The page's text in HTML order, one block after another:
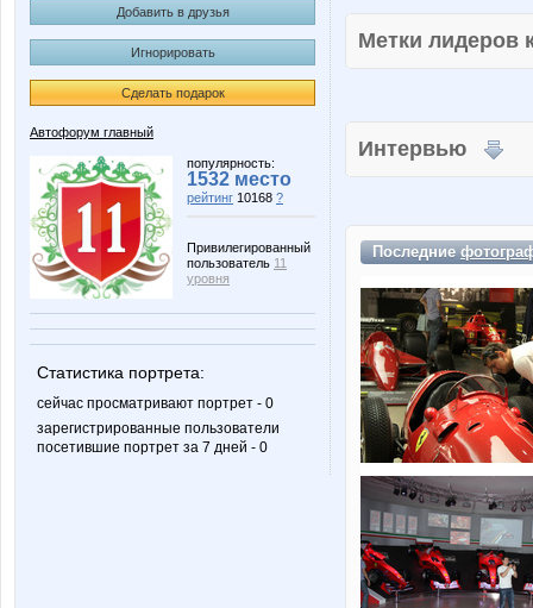
Добавить в друзья
Игнорировать
Сделать подарок
Автофорум главный
популярность:
1532 место
рейтинг 10168 ?
Привилегированный
пользователь 11
уровня
Статистика портрета:
сейчас просматривают портрет - 0
зарегистрированные пользователи
посетившие портрет за 7 дней - 0
Метки
Интервью
Последние